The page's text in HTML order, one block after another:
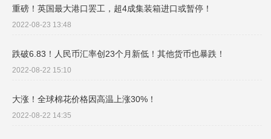
重磅！英国最大港口罢工，超4成集装箱进口或暂停！
2022-08-23 13:48
跌破6.83！人民币汇率创23个月新低！其他货币也暴跌！
2022-08-22 15:10
大涨！全球棉花价格因高温上涨30%！
2022-08-22 14:35